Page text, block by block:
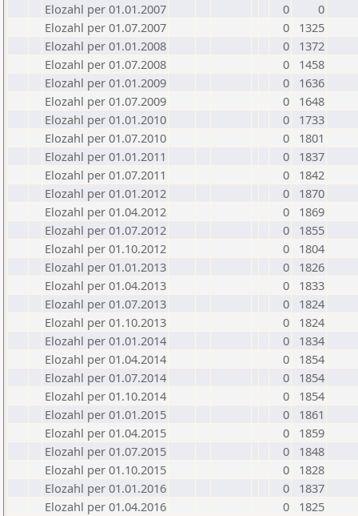
Elozahl per 01.01.2007
0
0
Elozahl per 01.07.2007
0
1325
Elozahl per 01.01.2008
0
1372
Elozahl per 01.07.2008
0
1458
Elozahl per 01.01.2009
0
1636
Elozahl per 01.07.2009
0
1648
Elozahl per 01.01.2010
0
1733
Elozahl per 01.07.2010
0
1801
Elozahl per 01.01.2011
0
1837
Elozahl per 01.07.2011
0
1842
Elozahl per 01.01.2012
0
1870
Elozahl per 01.04.2012
0
1869
Elozahl per 01.07.2012
0
1855
Elozahl per 01.10.2012
0
1804
Elozahl per 01.01.2013
0
1826
Elozahl per 01.04.2013
0
1833
Elozahl per 01.07.2013
0
1824
Elozahl per 01.10.2013
0
1824
Elozahl per 01.01.2014
0
1834
Elozahl per 01.04.2014
0
1854
Elozahl per 01.07.2014
0
1854
Elozahl per 01.10.2014
0
1854
Elozahl per 01.01.2015
0
1861
Elozahl per 01.04.2015
0
1859
Elozahl per 01.07.2015
0
1848
Elozahl per 01.10.2015
0
1828
Elozahl per 01.01.2016
0
1837
Elozahl per 01.04.2016
0
1825